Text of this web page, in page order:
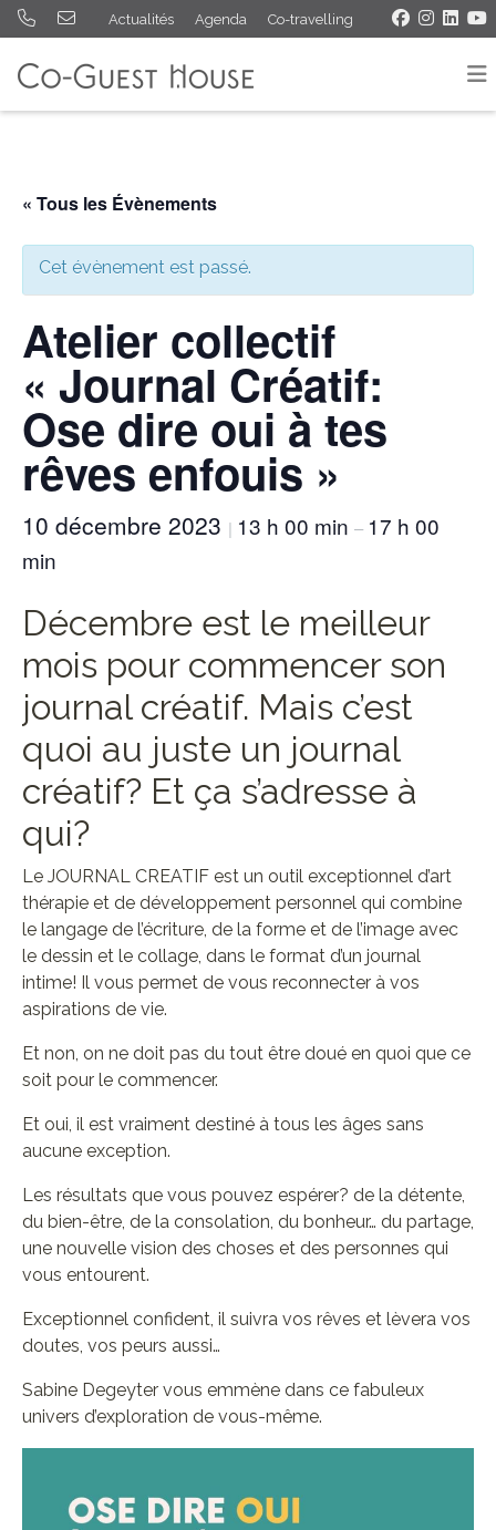
Actualités Agenda Co-travelling
« Tous les Évènements
Cet évènement est passé.
Atelier collectif
« Journal Créatif:
Ose dire oui à tes
rêves enfouis »
10 décembre 2023 | 13 h 00 min – 17 h 00
min
Décembre est le meilleur
mois pour commencer son
journal créatif. Mais c’est
quoi au juste un journal
créatif? Et ça s’adresse à
qui?
Le JOURNAL CREATIF est un outil exceptionnel d’art
thérapie et de développement personnel qui combine
le langage de l’écriture, de la forme et de l’image avec
le dessin et le collage, dans le format d’un journal
intime! Il vous permet de vous reconnecter à vos
aspirations de vie.
Et non, on ne doit pas du tout être doué en quoi que ce
soit pour le commencer.
Et oui, il est vraiment destiné à tous les âges sans
aucune exception.
Les résultats que vous pouvez espérer? de la détente,
du bien-être, de la consolation, du bonheur… du partage,
une nouvelle vision des choses et des personnes qui
vous entourent.
Exceptionnel confident, il suivra vos rêves et lèvera vos
doutes, vos peurs aussi…
Sabine Degeyter vous emmène dans ce fabuleux
univers d’exploration de vous-même.